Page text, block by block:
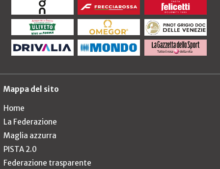
Mappa del sito
Home
La Federazione
Maglia azzurra
PISTA 2.0
Federazione trasparente